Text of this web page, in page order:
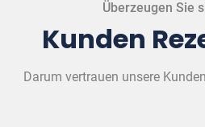
Überzeugen Sie
Kunden
Darum vertrauen unsere